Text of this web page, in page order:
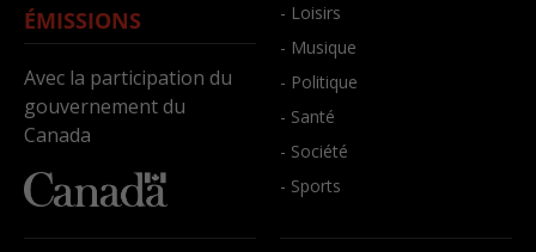
ÉMISSIONS
Avec la participation du
gouvernement du
Canada
- Loisirs
- Musique
- Politique
- Santé
- Société
- Sports